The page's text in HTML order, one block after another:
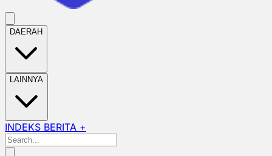
DAERAH
LAINNYA
INDEKS BERITA +